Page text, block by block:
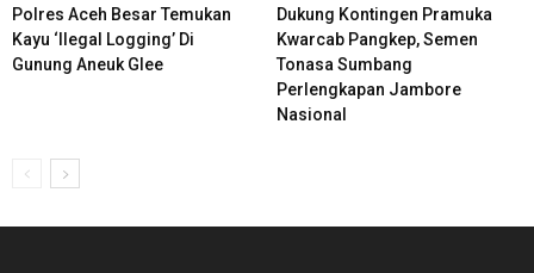
Polres Aceh Besar Temukan
Kayu ‘Ilegal Logging’ Di
Gunung Aneuk Glee
Dukung Kontingen Pramuka
Kwarcab Pangkep, Semen
Tonasa Sumbang
Perlengkapan Jambore
Nasional